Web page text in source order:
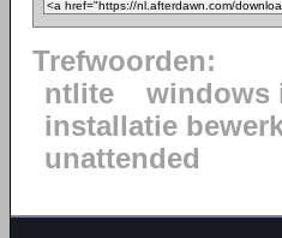
Trefwoorden:
ntlite
windows
installatie
unattended